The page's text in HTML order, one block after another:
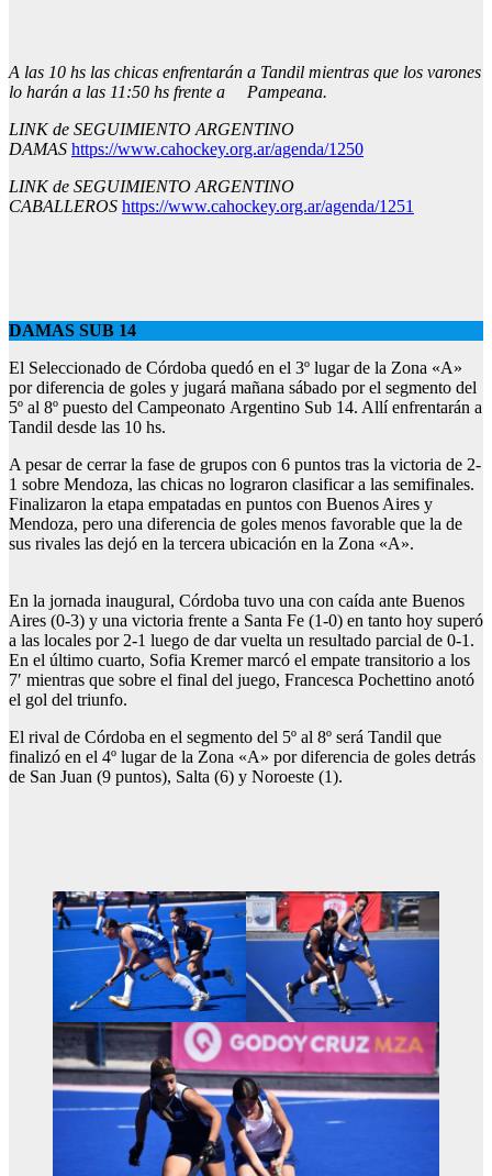
A las 10 hs las chicas enfrentarán a Tandil mientras que los varones
lo harán a las 11:50 hs frente a Pampeana.
LINK de SEGUIMIENTO ARGENTINO
DAMAS https://www.cahockey.org.ar/agenda/1250
LINK de SEGUIMIENTO ARGENTINO
CABALLEROS https://www.cahockey.org.ar/agenda/1251
DAMAS SUB 14
El Seleccionado de Córdoba quedó en el 3º lugar de la Zona «A»
por diferencia de goles y jugará mañana sábado por el segmento del
5º al 8º puesto del Campeonato Argentino Sub 14. Allí enfrentarán a
Tandil desde las 10 hs.
A pesar de cerrar la fase de grupos con 6 puntos tras la victoria de 2-
1 sobre Mendoza, las chicas no lograron clasificar a las semifinales.
Finalizaron la etapa empatadas en puntos con Buenos Aires y
Mendoza, pero una diferencia de goles menos favorable que la de
sus rivales las dejó en la tercera ubicación en la Zona «A».
En la jornada inaugural, Córdoba tuvo una con caída ante Buenos
Aires (0-3) y una victoria frente a Santa Fe (1-0) en tanto hoy superó
a las locales por 2-1 luego de dar vuelta un resultado parcial de 0-1.
En el último cuarto, Sofia Kremer marcó el empate transitorio a los
7′ mientras que sobre el final del juego, Francesca Pochettino anotó
el gol del triunfo.
El rival de Córdoba en el segmento del 5º al 8º será Tandil que
finalizó en el 4º lugar de la Zona «A» por diferencia de goles detrás
de San Juan (9 puntos), Salta (6) y Noroeste (1).